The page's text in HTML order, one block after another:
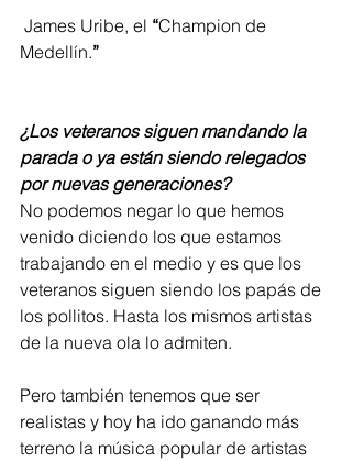
James Uribe, el “Champion de
Medellín.”
¿Los veteranos siguen mandando la
parada o ya están siendo relegados
por nuevas generaciones?
No podemos negar lo que hemos
venido diciendo los que estamos
trabajando en el medio y es que los
veteranos siguen siendo los papás de
los pollitos. Hasta los mismos artistas
de la nueva ola lo admiten.
Pero también tenemos que ser
realistas y hoy ha ido ganando más
terreno la música popular de artistas